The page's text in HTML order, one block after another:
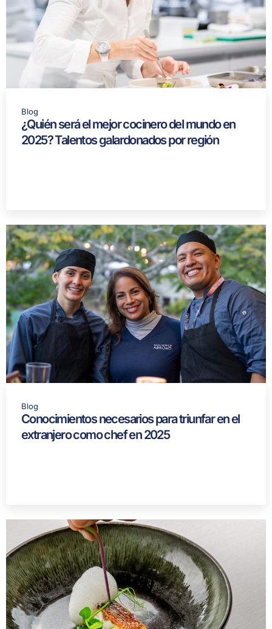
Blog
¿Quién será el mejor cocinero del mundo en
2025? Talentos galardonados por región
Blog
Conocimientos necesarios para triunfar en el
extranjero como chef en 2025